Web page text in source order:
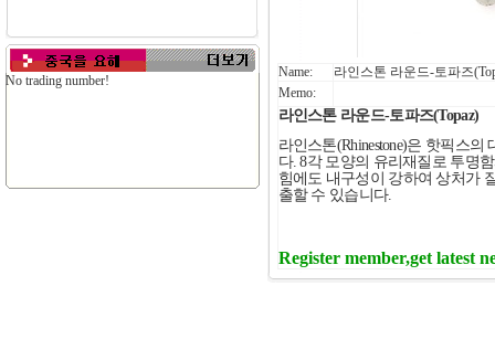
No trading number!
Name:
라인스톤 라운드-토파즈
Memo:
라인스톤 라운드-토파즈(Topaz)
라인스톤(Rhinestone)은 핫픽스
다. 8각 모양의 유리재질로 투명
힘에도 내구성이 강하여 상처가
출할 수 있습니다.
Register member,get latest